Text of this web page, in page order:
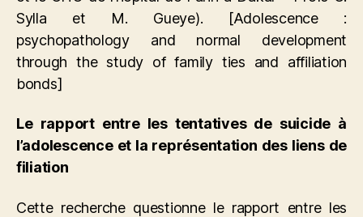
Sylla et M. Gueye). [Adolescence :
psychopathology and normal development
through the study of family ties and affiliation
bonds]
Le rapport entre les tentatives de suicide à
l’adolescence et la représentation des liens de
filiation
Cette recherche questionne le rapport entre les